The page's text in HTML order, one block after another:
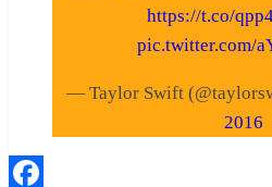
https://t.co/
pic.twitter.com/
— Taylor Swift
2016